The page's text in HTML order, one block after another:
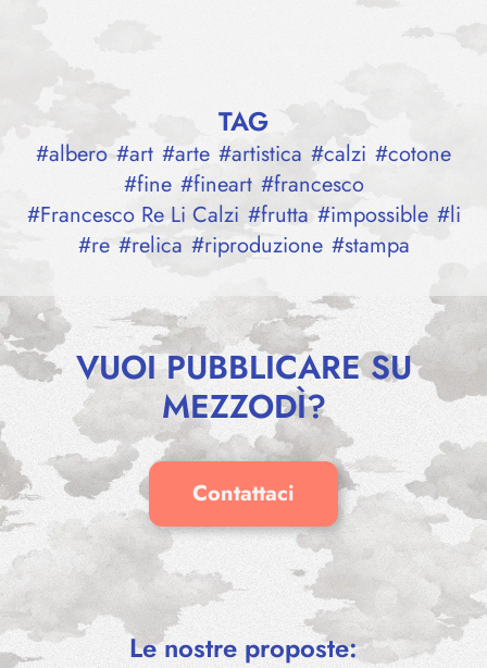
TAG
#albero #art #arte #artistica #calzi #cotone
#fine #fineart #francesco
#Francesco Re Li Calzi #frutta #impossible #li
#re #relica #riproduzione #stampa
VUOI PUBBLICARE SU
MEZZODÌ?
Contattaci
Le nostre proposte:
THE IMAGINARY OF NOSTALGIA
Giuseppe
Contarini
25,00
–
€